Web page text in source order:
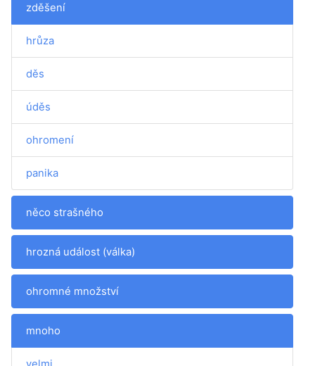
zděšení
hrůza
děs
úděs
ohromení
panika
něco strašného
hrozná událost (válka)
ohromné množství
mnoho